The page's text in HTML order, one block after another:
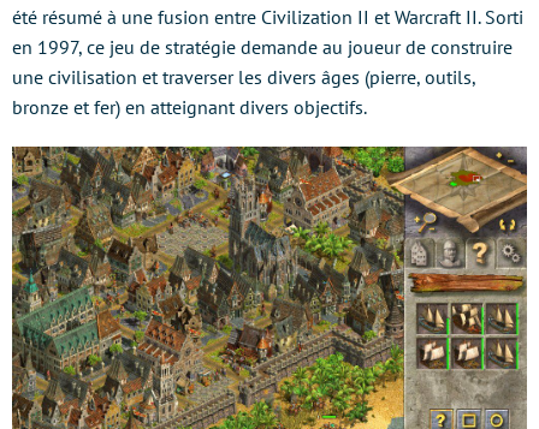
été résumé à une fusion entre Civilization II et Warcraft II. Sorti
en 1997, ce jeu de stratégie demande au joueur de construire
une civilisation et traverser les divers âges (pierre, outils,
bronze et fer) en atteignant divers objectifs.